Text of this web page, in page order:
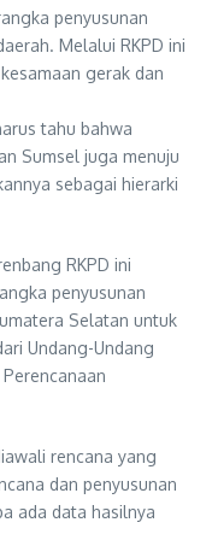
penyusunan
Melalui RKPD ini
gerak dan
tahu bahwa
Sumsel juga menuju
sebagai hierarki
RKPD ini
penyusunan
Selatan untuk
Undang-Undang
rencana yang
dan penyusunan
ada data hasilnya